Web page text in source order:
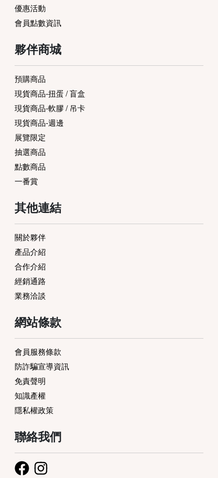
優惠活動
會員點數資訊
夥伴商城
預購商品
現貨商品-扭蛋 / 盲盒
現貨商品-軟膠 / 吊卡
現貨商品-週邊
展覽限定
抽選商品
點數商品
一番賞
其他連結
關於夥伴
產品介紹
合作介紹
經銷通路
業務洽談
網站條款
會員服務條款
防詐騙宣導資訊
免責聲明
知識產權
隱私權政策
聯絡我們